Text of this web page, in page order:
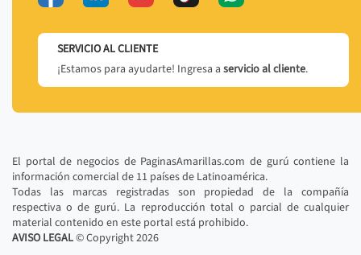
SERVICIO AL CLIENTE
¡Estamos para ayudarte! Ingresa a servicio al cliente.
El portal de negocios de PaginasAmarillas.com de gurú contiene la
información comercial de 11 países de Latinoamérica.
Todas las marcas registradas son propiedad de la compañía
respectiva o de gurú. La reproducción total o parcial de cualquier
material contenido en este portal está prohibido.
AVISO LEGAL© Copyright2026